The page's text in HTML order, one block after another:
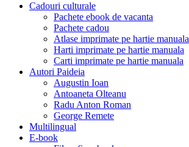
Cadouri culturale
Pachete ebook de vacanta
Pachete cadou
Atlase imprimate pe hartie manuala
Harti imprimate pe hartie manuala
Carti imprimate pe hartie manuala
Autori Paideia
Augustin Ioan
Antoaneta Olteanu
Radu Anton Roman
George Remete
Multilingual
E-book